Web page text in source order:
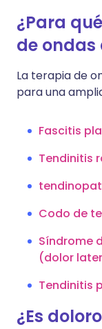
¿Para
de ondas
La terapia de
para una
Fascitis
Tendinitis
Codo de
Síndrome
(dolor
Tendinitis
¿Es